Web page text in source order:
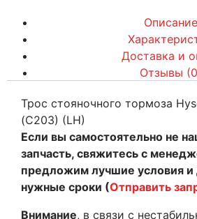
Описание
Доставка и
Отзывы
Трос стояночного тормоза
(C203) (LH)
Если вы самостоятельно не
запчасть, свяжитесь с
предложим лучшие условия и
нужные сроки (Отправить
Внимание, в связи с